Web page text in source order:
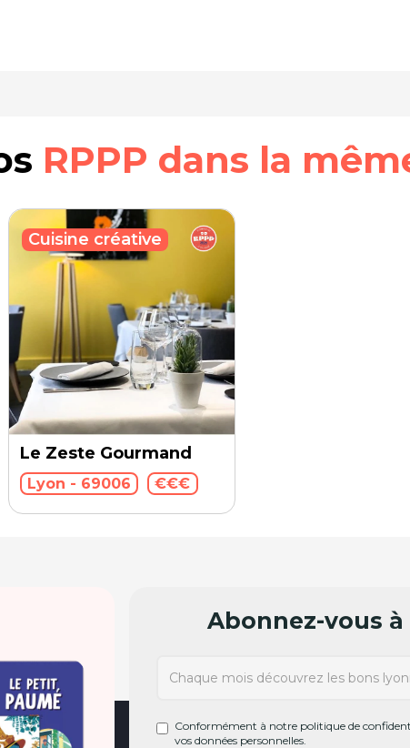
RPPP dans la
Le Zeste Gourmand
Lyon - 69006 €€€
Cuisine créative
Abonnez-vous
Conformément à notre politique de
vos données personnelles.